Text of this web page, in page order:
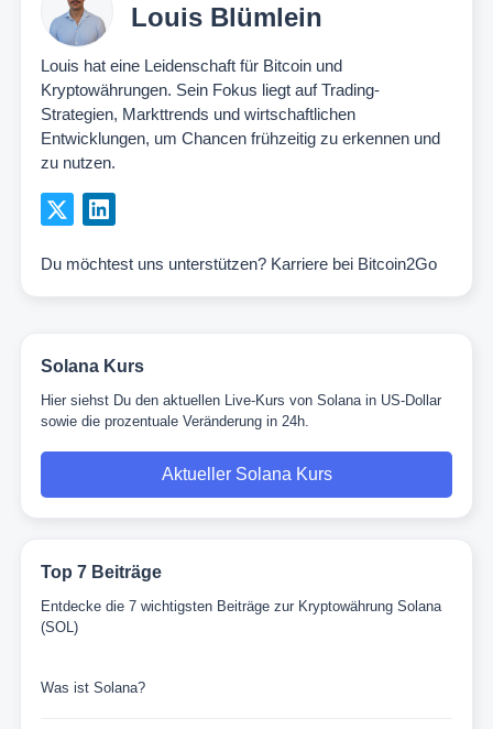
Louis Blümlein
Louis hat eine Leidenschaft für Bitcoin und
Kryptowährungen. Sein Fokus liegt auf Trading-
Strategien, Markttrends und wirtschaftlichen
Entwicklungen, um Chancen frühzeitig zu erkennen und
zu nutzen.
Du möchtest uns unterstützen? Karriere bei Bitcoin2Go
Solana Kurs
Hier siehst Du den aktuellen Live-Kurs von Solana in US-Dollar
sowie die prozentuale Veränderung in 24h.
Aktueller Solana Kurs
Top 7 Beiträge
Entdecke die 7 wichtigsten Beiträge zur Kryptowährung Solana
(SOL)
Was ist Solana?